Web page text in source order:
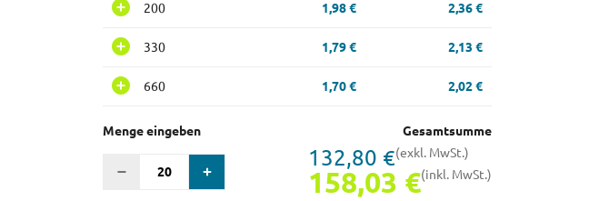
200 1,98 € 2,36 €
330 1,79 € 2,13 €
660 1,70 € 2,02 €
Menge eingeben Gesamtsumme
132,80 €(exkl. MwSt.)
158,03 €(inkl. MwSt.)